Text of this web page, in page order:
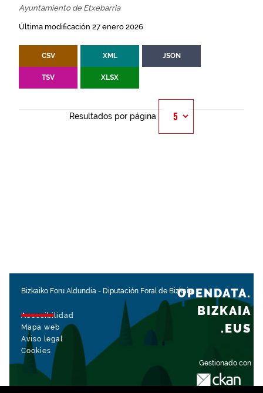
Ayuntamiento de Etxebarria
Última modificación 27 enero 2026
CSV XML JSON
TSV XLSX
Resultados por página
Bizkaiko Foru Aldundia - Diputación Foral de Bizkaia
Accesibilidad
Mapa web
Aviso legal
Cookies
Gestionado con
OPENDATA.
BIZKAIA
.EUS